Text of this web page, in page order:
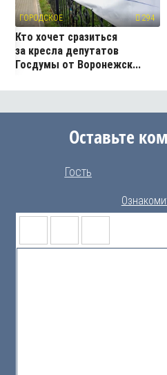
ГОРОДСКОЕ 294
Кто хочет сразиться
за кресла депутатов
Госдумы от Воронежск...
Оставьте
Гость